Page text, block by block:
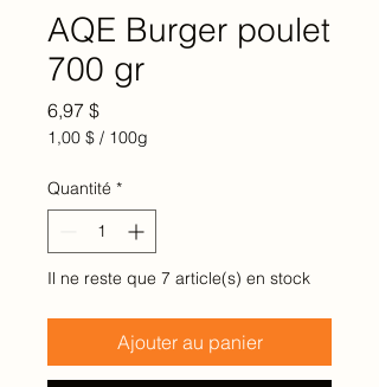
AQE Burger poulet
700 gr
6,97 $Prix
1,00 $ / 100g
pour
100
Grammes
Quantité *
Il ne reste que 7 article(s) en stock
Ajouter au panier